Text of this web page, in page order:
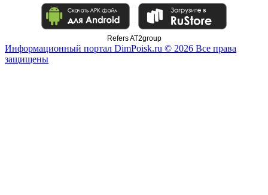
Refers AT2group
Информационный портал DimPoisk.ru © 2026 Все права
защищены